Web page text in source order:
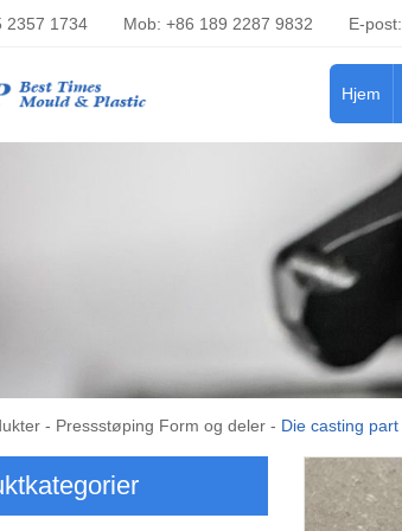
2357 1734 Mob: +86 189 2287 9832 E-post:
Hjem
- Pressstøping Form og deler - Die casting part